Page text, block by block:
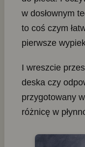
w dosłownym
to coś czym
pierwsze
I wreszcie
deska czy
przygotowany
różnicę w